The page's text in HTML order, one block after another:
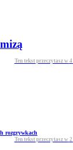
Ten tekst przeczytasz w 4
rozgrywkach
Ten tekst przeczytasz w 2